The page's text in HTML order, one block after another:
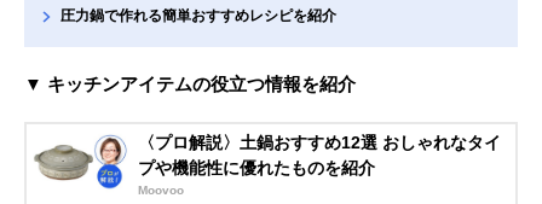
圧力鍋で作れる簡単おすすめレシピを紹介
▼ キッチンアイテムの役立つ情報を紹介
〈プロ解説〉土鍋おすすめ12選 おしゃれなタイ
プや機能性に優れたものを紹介
Moovoo